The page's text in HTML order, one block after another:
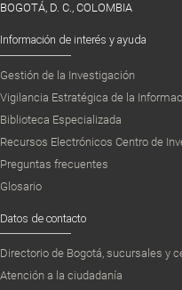
BOGOTÁ, D. C., COLOMBIA
Información de interés y ayuda
Gestión de la Investigación
Vigilancia Estratégica de la
Biblioteca Especializada
Recursos Electrónicos Centro de
Preguntas frecuentes
Glosario
Datos de contacto
Directorio de Bogotá, sucursales y
Atención a la ciudadanía